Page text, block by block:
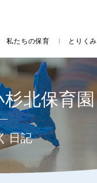
私たちの保育 とりくみ
北保育園
日記